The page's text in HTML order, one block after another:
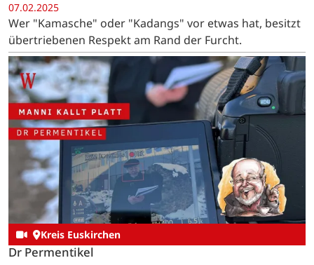
07.02.2025
Wer "Kamasche" oder "Kadangs" vor etwas hat, besitzt
übertriebenen Respekt am Rand der Furcht.
Kreis Euskirchen
Dr Permentikel